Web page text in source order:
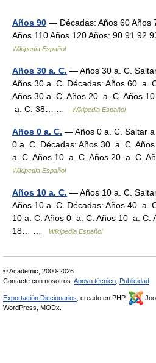
Años 90 — Décadas: Años 60 Años
Años 110 Años 120 Años: 90 91 92
Wikipedia Español
Años 30 a. C. — Años 30 a. C.
Años 30 a. C. Décadas: Años 60 a.
Años 30 a. C. Años 20 a. C. Años
a. C. 38… …
Wikipedia Español
Años 0 a. C. — Años 0 a. C. Saltar
0 a. C. Décadas: Años 30 a. C.
a. C. Años 10 a. C. Años 20 a. C.
Wikipedia Español
Años 10 a. C. — Años 10 a. C.
Años 10 a. C. Décadas: Años 40 a.
10 a. C. Años 0 a. C. Años 10 a. C.
18… …
Wikipedia Español
© Academic, 2000-2026
Contacte con nosotros: Apoyo técnico Publicidad
Exportación Diccionarios , creado en PHP,
WordPress, MODx.